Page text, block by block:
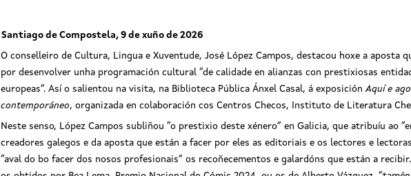
Santiago de Compostela, 9 de xuño de 2026
O conselleiro de Cultura, Lingua e Xuventude, José López Campos, destacou hoxe a aposta
por desenvolver unha programación cultural “de calidade en alianzas con prestixiosas
europeas”. Así o salientou na visita, na Biblioteca Pública Ánxel Casal, á exposiciónAquí e
contemporáneo, organizada en colaboración cos Centros Checos, Instituto de Literatura
Neste senso, López Campos subliñou “o prestixio deste xénero” en Galicia, que atribuíu ao
creadores galegos e da aposta que están a facer por eles as editoriais e os lectores e
“aval do bo facer dos nosos profesionais” os recoñecementos e galardóns que están a